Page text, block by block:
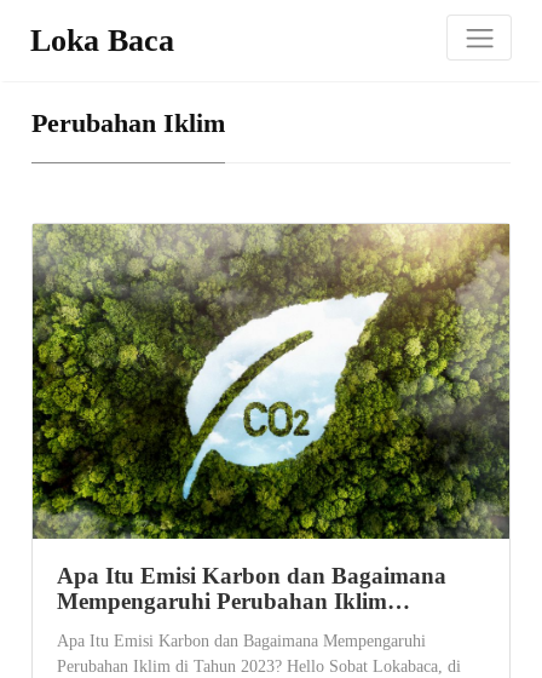
Loka Baca
Perubahan Iklim
Apa Itu Emisi Karbon dan Bagaimana
Mempengaruhi Perubahan Iklim…
Apa Itu Emisi Karbon dan Bagaimana Mempengaruhi
Perubahan Iklim di Tahun 2023? Hello Sobat Lokabaca, di